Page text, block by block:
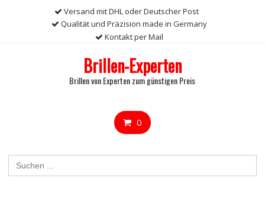
Versand mit DHL oder Deutscher Post
Qualität und Präzision made in Germany
Kontakt per Mail
Brillen-Experten
Brillen von Experten zum günstigen Preis
0
Search
for: